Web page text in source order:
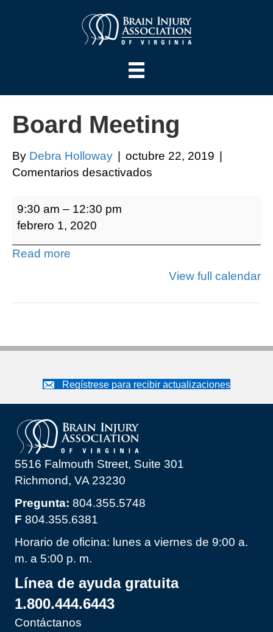
Board Meeting
By Debra Holloway octubre 22, 2019
Comentarios desactivados
Board
Meeting
9:30 am – 12:30 pm
febrero 1, 2020
Read more
View full calendar
Regístrese para recibir actualizaciones
5516 Falmouth Street, Suite 301
Richmond, VA 23230
Pregunta: 804.355.5748
F 804.355.6381
Horario de oficina: lunes a viernes de 9:00 a.
m. a 5:00 p. m.
Línea de ayuda gratuita
1.800.444.6443
Contáctanos